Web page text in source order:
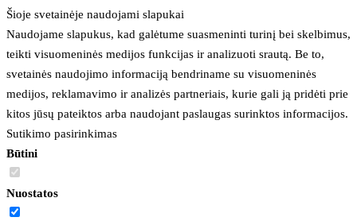
Šioje svetainėje naudojami slapukai
Naudojame slapukus, kad galėtume suasmeninti turinį bei skelbimus,
teikti visuomeninės medijos funkcijas ir analizuoti srautą. Be to,
svetainės naudojimo informaciją bendriname su visuomeninės
medijos, reklamavimo ir analizės partneriais, kurie gali ją pridėti prie
kitos jūsų pateiktos arba naudojant paslaugas surinktos informacijos.
Sutikimo pasirinkimas
Būtini
Nuostatos